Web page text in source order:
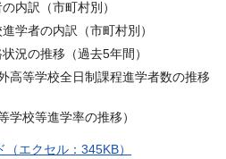
内訳（市町村別）
学者の内訳（市町村別）
況の推移（過去5年間）
高等学校全日制課程進学者数の推移
学校等進学率の推移）
エクセル：345KB）